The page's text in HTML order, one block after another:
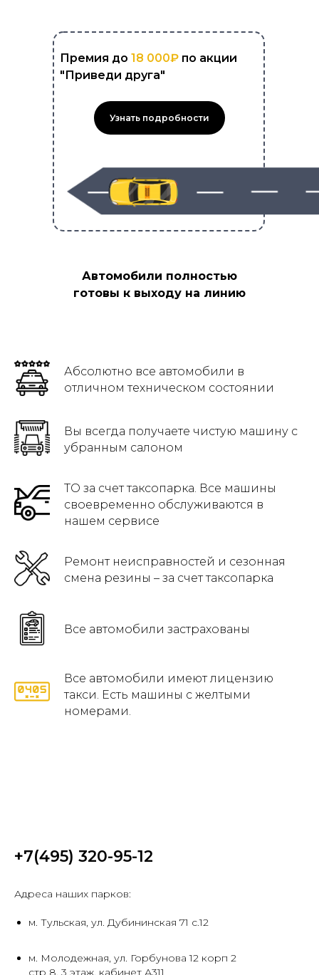
Премия до 18 000₽ по акции
"Приведи друга"
Узнать подробности
Автомобили полностью
готовы к выходу на линию
Абсолютно все автомобили в
отличном техническом состоянии
Вы всегда получаете чистую машину с
убранным салоном
ТО за счет таксопарка. Все машины
своевременно обслуживаются в
нашем сервисе
Ремонт неисправностей и сезонная
смена резины – за счет таксопарка
Все автомобили застрахованы
Все автомобили имеют лицензию
такси. Есть машины с желтыми
номерами.
+7(495) 320-95-12
Адреса наших парков:
м. Тульская, ул. Дубининская 71 с.12
м. Молодежная, ул. Горбунова 12 корп 2
стр 8, 3 этаж, кабинет А311